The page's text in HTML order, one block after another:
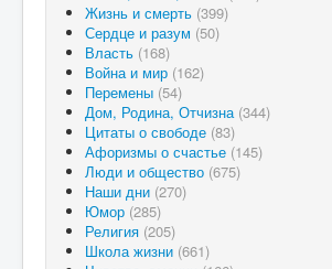
Жизнь и смерть (399)
Сердце и разум (50)
Власть (168)
Война и мир (162)
Перемены (54)
Дом, Родина, Отчизна (344)
Цитаты о свободе (83)
Афоризмы о счастье (145)
Люди и общество (675)
Наши дни (270)
Юмор (285)
Религия (205)
Школа жизни (661)